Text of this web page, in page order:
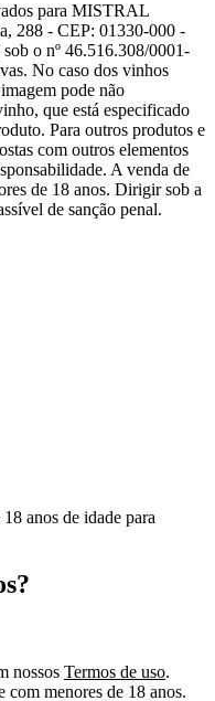
para MISTRAL
288 - CEP: 01330-000 -
o nº 46.516.308/0001-
No caso dos vinhos
pode não
que está especificado
Para outros produtos e
com outros elementos
A venda de
de 18 anos. Dirigir sob a
de sanção penal.
anos de idade para
nossos Termos de uso.
menores de 18 anos.